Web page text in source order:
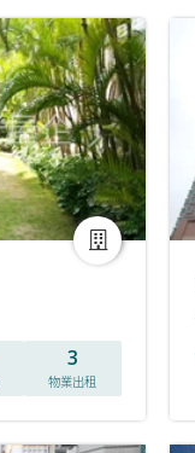
3
物業出租